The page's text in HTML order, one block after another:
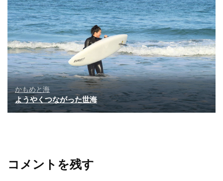
かもめと海
ようやくつながった世海
コメントを残す